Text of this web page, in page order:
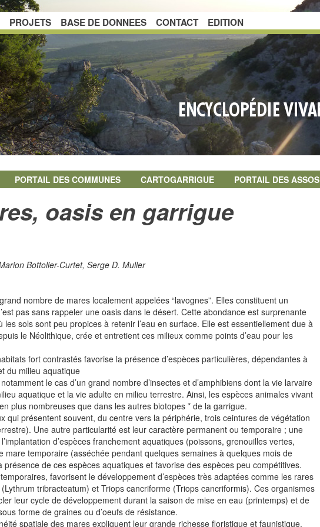
PROJETS BASE DE DONNEES CONTACT EDITION
PORTAIL DES COMMUNES CARTOGARRIGUE PORTAIL DES ASSOS
oasis en garrigue
Bottolier-Curtet, Serge D. Muller
nombre de mares localement appelées “lavognes”. Elles constituent un
pas sans rappeler une oasis dans le désert. Cette abondance est surprenante
sols sont peu propices à retenir l’eau en surface. Elle est essentiellement due à
le Néolithique, crée et entretient ces milieux comme points d’eau pour les
fort contrastés favorise la présence d’espèces particulières, dépendantes à
du milieu aquatique
le cas d’un grand nombre d’insectes et d’amphibiens dont la vie larvaire
aquatique et la vie adulte en milieu terrestre. Ainsi, les espèces animales vivant
plus nombreuses que dans les autres biotopes * de la garrigue.
qui présentent souvent, du centre vers la périphérie, trois ceintures de végétation
Une autre particularité est leur caractère permanent ou temporaire ; une
d’espèces franchement aquatiques (poissons, grenouilles vertes,
mare temporaire (asséchée pendant quelques semaines à quelques mois de
présence de ces espèces aquatiques et favorise des espèces peu compétitives.
favorisent le développement d’espèces très adaptées comme les rares
tribracteatum) et Triops cancriforme (Triops cancriformis). Ces organismes
leur cycle de développement durant la saison de mise en eau (printemps) et de
forme de graines ou d’oeufs de résistance.
spatiale des mares expliquent leur grande richesse floristique et faunistique.